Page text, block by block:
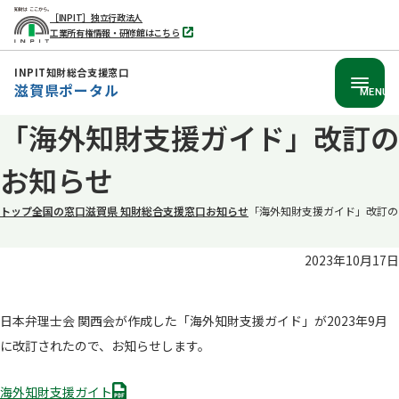
へ
［INPIT］独立行政法人
工業所有権情報・研修館はこちら
別
タ
INPIT知財総合支援窓口
滋賀県ポータル MENU
「海外知財支援ガイド」改訂の
お知らせ
トップ全国の窓口滋賀県 知財総合支援窓口お知らせ 「海外知財支援ガイド」改訂
2023年10月17日
日本弁理士会 関西会が作成した「海外知財支援ガイド」が2023年9月
に改訂されたので、お知らせします。
海外知財支援ガイトP